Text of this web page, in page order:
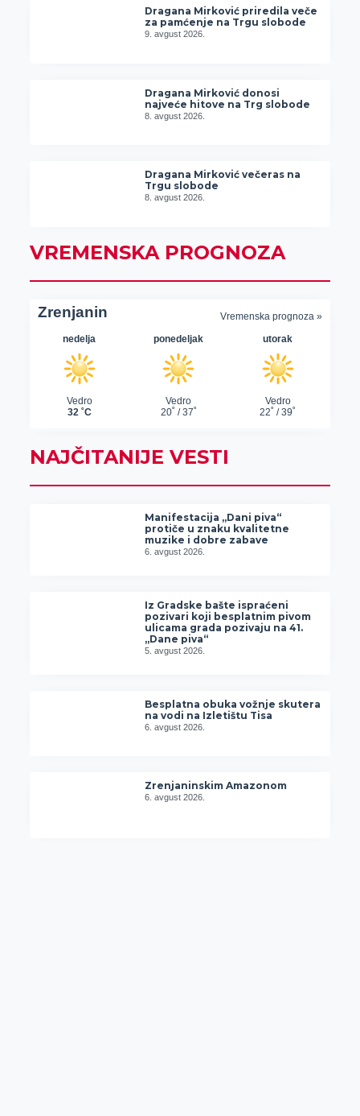
Dragana Mirković priredila veče
za pamćenje na Trgu slobode
9. avgust 2026.
Dragana Mirković donosi
najveće hitove na Trg slobode
8. avgust 2026.
Dragana Mirković večeras na
Trgu slobode
8. avgust 2026.
VREMENSKA PROGNOZA
NAJČITANIJE VESTI
Manifestacija „Dani piva“
protiče u znaku kvalitetne
muzike i dobre zabave
6. avgust 2026.
Iz Gradske bašte ispraćeni
pozivari koji besplatnim pivom
ulicama grada pozivaju na 41.
„Dane piva“
5. avgust 2026.
Besplatna obuka vožnje skutera
na vodi na Izletištu Tisa
6. avgust 2026.
Zrenjaninskim Amazonom
6. avgust 2026.